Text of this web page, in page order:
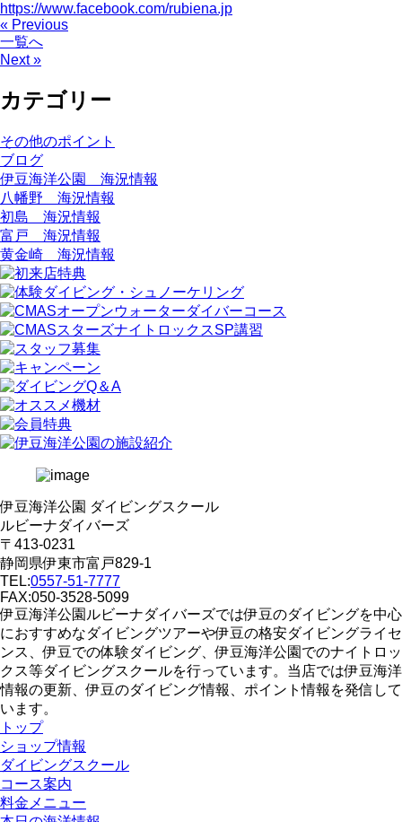
https://www.facebook.com/rubiena.jp
« Previous
一覧へ
Next »
カテゴリー
その他のポイント
ブログ
伊豆海洋公園 海況情報
八幡野 海況情報
初島 海況情報
富戸 海況情報
黄金崎 海況情報
伊豆海洋公園 ダイビングスクール
ルビーナダイバーズ
〒413-0231
静岡県伊東市富戸829-1
TEL:0557-51-7777
FAX:050-3528-5099
伊豆海洋公園ルビーナダイバーズでは伊豆のダイビングを中心
におすすめなダイビングツアーや伊豆の格安ダイビングライセ
ンス、伊豆での体験ダイビング、伊豆海洋公園でのナイトロッ
クス等ダイビングスクールを行っています。当店では伊豆海洋
情報の更新、伊豆のダイビング情報、ポイント情報を発信して
います。
トップ
ショップ情報
ダイビングスクール
コース案内
料金メニュー